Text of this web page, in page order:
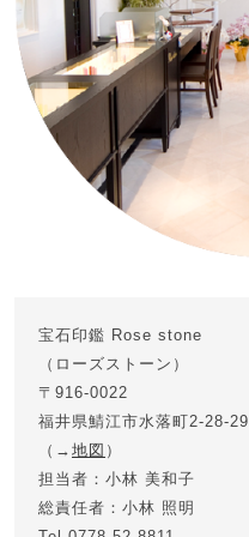
宝石印鑑 Rose stone
（ローズストーン）
〒916-0022
福井県鯖江市水落町2-28-29
（→ 地図 ）
担当者：小林 美和子
総責任者：小林 照明